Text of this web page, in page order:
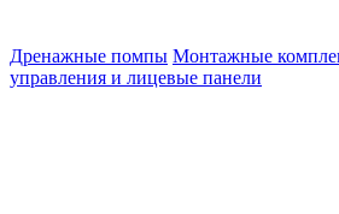
Дренажные помпы Монтажные
управления и лицевые панели